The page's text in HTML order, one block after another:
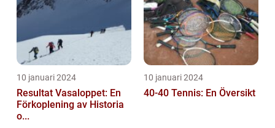
10 januari 2024
Resultat Vasaloppet: En
Förkoplening av Historia
o...
10 januari 2024
40-40 Tennis: En Översikt